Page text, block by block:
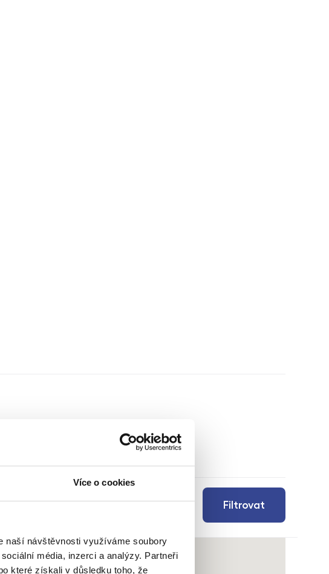
Více o cookies
naší návštěvnosti využíváme soubory
média, inzerci a analýzy. Partneři
které získali v důsledku toho, že
Filtrovat